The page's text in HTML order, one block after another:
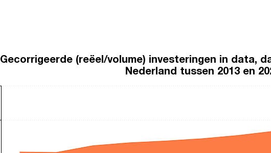
Gecorrigeerde (reëel/volume) investeringen in data,
Nederland tussen 2013 en